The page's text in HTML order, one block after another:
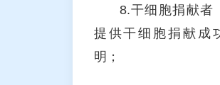
8.干细胞捐献者
提供干细胞捐献成
明；